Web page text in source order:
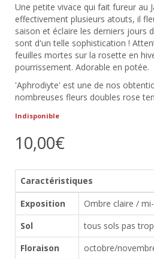
Une petite vivace qui fait fureur au
effectivement plusieurs atouts, il
saison et éclaire les derniers jours
sont d'un telle sophistication !
feuilles mortes sur la rosette en
pourrissement. Adorable en potée.
'Aphrodiyte' est une de nos
nombreuses fleurs doubles rose
Indisponible
10,00€
Caractéristiques
Exposition
Ombre claire /
Sol
tous sols pas
Floraison
octobre/